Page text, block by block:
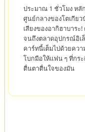
ประมาณ 1 ชั่วโมง หลั
ศูนย์กลางของโตเกีย
เสียงของอากิฮาบาร
จนถึงตลาดอุปกรณ์อิเ
คาร์ทนี้เต็มไปด้วยค
โบกมือให้แฟน ๆ ที่กร
ตื่นตาตื่นใจของมัน